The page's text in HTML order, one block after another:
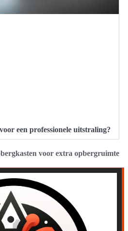
een professionele uitstraling?
voor extra opbergruimte